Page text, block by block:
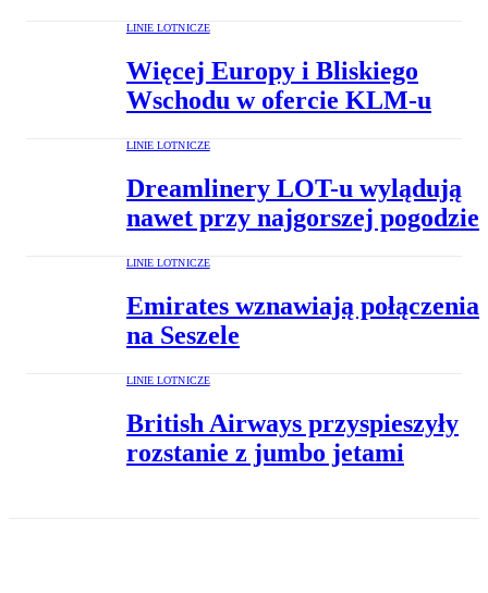
LINIE LOTNICZE
Więcej Europy i Bliskiego
Wschodu w ofercie KLM-u
LINIE LOTNICZE
Dreamlinery LOT-u wylądują
nawet przy najgorszej pogodzie
LINIE LOTNICZE
Emirates wznawiają połączenia
na Seszele
LINIE LOTNICZE
British Airways przyspieszyły
rozstanie z jumbo jetami